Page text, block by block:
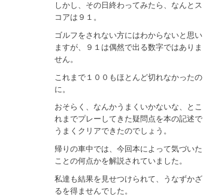
しかし、その日終わってみたら、なんとス
コアは９１。
ゴルフをされない方にはわからないと思い
ますが、９１は偶然で出る数字ではありま
せん。
これまで１００もほとんど切れなかったの
に。
おそらく、なんかうまくいかないな、とこ
れまでプレーしてきた疑問点を本の記述で
うまくクリアできたのでしょう。
帰りの車中では、今回本によって気づいた
ことの何点かを解説されていました。
私達も結果を見せつけられて、うなずかざ
るを得ませんでした。